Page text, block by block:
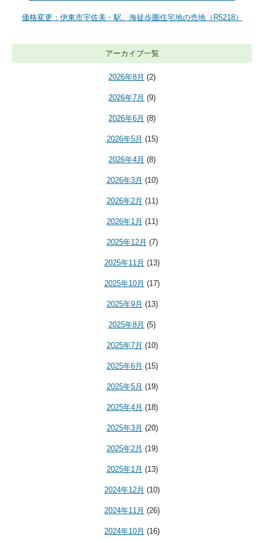
価格変更：伊東市宇佐美・駅、海徒歩圏住宅地の売地（R5218）
アーカイブ一覧
2026年8月 (2)
2026年7月 (9)
2026年6月 (8)
2026年5月 (15)
2026年4月 (8)
2026年3月 (10)
2026年2月 (11)
2026年1月 (11)
2025年12月 (7)
2025年11月 (13)
2025年10月 (17)
2025年9月 (13)
2025年8月 (5)
2025年7月 (10)
2025年6月 (15)
2025年5月 (19)
2025年4月 (18)
2025年3月 (20)
2025年2月 (19)
2025年1月 (13)
2024年12月 (10)
2024年11月 (26)
2024年10月 (16)